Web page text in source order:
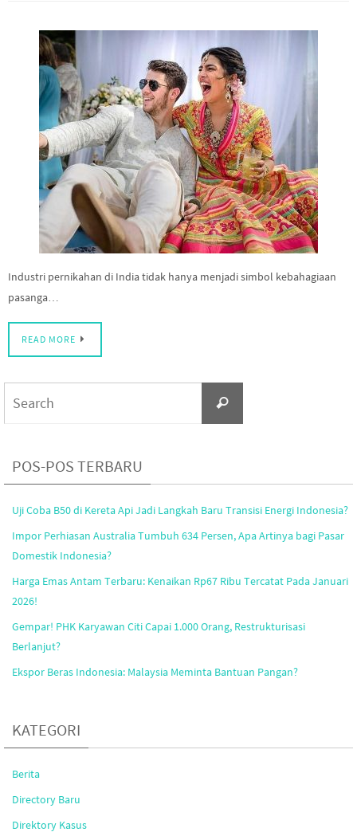
Industri pernikahan di India tidak hanya menjadi simbol kebahagiaan
pasanga…
READ MORE
Search
POS-POS TERBARU
Uji Coba B50 di Kereta Api Jadi Langkah Baru Transisi Energi Indonesia?
Impor Perhiasan Australia Tumbuh 634 Persen, Apa Artinya bagi Pasar
Domestik Indonesia?
Harga Emas Antam Terbaru: Kenaikan Rp67 Ribu Tercatat Pada Januari
2026!
Gempar! PHK Karyawan Citi Capai 1.000 Orang, Restrukturisasi
Berlanjut?
Ekspor Beras Indonesia: Malaysia Meminta Bantuan Pangan?
KATEGORI
Berita
Directory Baru
Direktory Kasus